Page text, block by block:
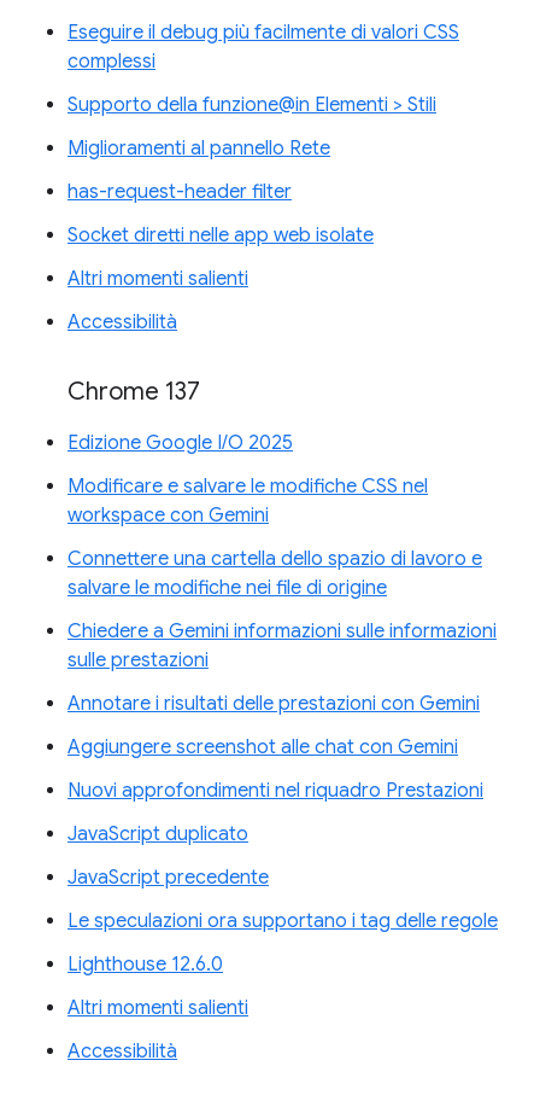
Eseguire il debug più facilmente di valori CSS
complessi
Supporto della funzione@in Elementi > Stili
Miglioramenti al pannello Rete
has-request-header filter
Socket diretti nelle app web isolate
Altri momenti salienti
Accessibilità
Chrome 137
Edizione Google I/O 2025
Modificare e salvare le modifiche CSS nel
workspace con Gemini
Connettere una cartella dello spazio di lavoro e
salvare le modifiche nei file di origine
Chiedere a Gemini informazioni sulle informazioni
sulle prestazioni
Annotare i risultati delle prestazioni con Gemini
Aggiungere screenshot alle chat con Gemini
Nuovi approfondimenti nel riquadro Prestazioni
JavaScript duplicato
JavaScript precedente
Le speculazioni ora supportano i tag delle regole
Lighthouse 12.6.0
Altri momenti salienti
Accessibilità